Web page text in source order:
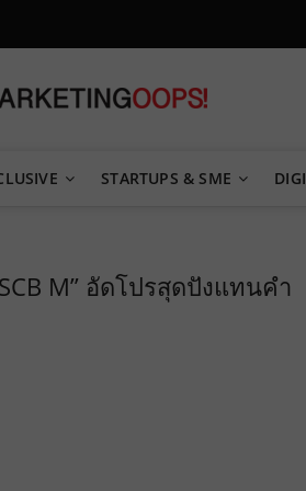
STARTUPS & SME
M” อัดโปรสุดปังแทนคำ